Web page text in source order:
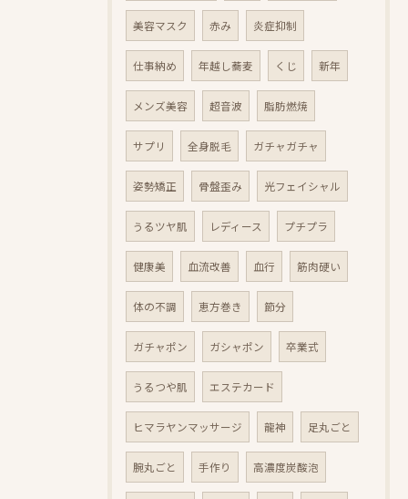
美容マスク 赤み 炎症抑制
仕事納め 年越し蕎麦 くじ 新年
メンズ美容 超音波 脂肪燃焼
サプリ 全身脱毛 ガチャガチャ
姿勢矯正 骨盤歪み 光フェイシャル
うるツヤ肌 レディース プチプラ
健康美 血流改善 血行 筋肉硬い
体の不調 恵方巻き 節分
ガチャポン ガシャポン 卒業式
うるつや肌 エステカード
ヒマラヤンマッサージ 龍神 足丸ごと
腕丸ごと 手作り 高濃度炭酸泡